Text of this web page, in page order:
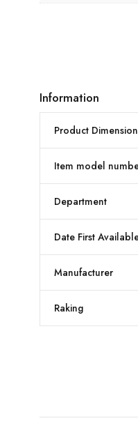
Information
Product
Item model
Department
Date First
Manufacturer
Raking